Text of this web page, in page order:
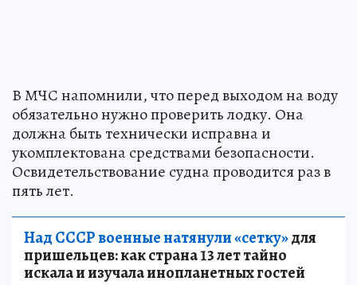
В МЧС напомнили, что перед выходом на воду
обязательно нужно проверить лодку. Она
должна быть технически исправна и
укомплектована средствами безопасности.
Освидетельствование судна проводится раз в
пять лет.
Над СССР военные натянули «сетку»для
пришельцев: как страна 13 лет тайно
искала и изучала инопланетных гостей